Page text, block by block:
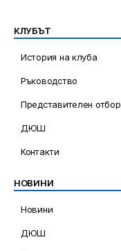
КЛУБЪТ
История на клуба
Ръководство
Представителен отбор
ДЮШ
Контакти
НОВИНИ
Новини
ДЮШ